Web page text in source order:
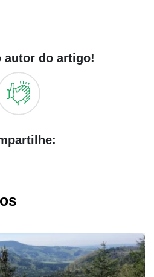
autor do artigo!